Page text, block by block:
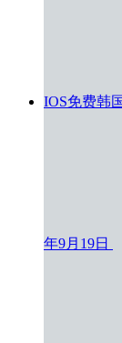
IOS免费韩
年9月19日